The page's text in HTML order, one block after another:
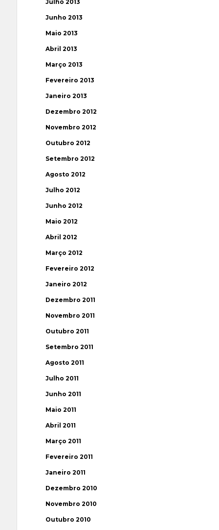
Julho 2013
Junho 2013
Maio 2013
Abril 2013
Março 2013
Fevereiro 2013
Janeiro 2013
Dezembro 2012
Novembro 2012
Outubro 2012
Setembro 2012
Agosto 2012
Julho 2012
Junho 2012
Maio 2012
Abril 2012
Março 2012
Fevereiro 2012
Janeiro 2012
Dezembro 2011
Novembro 2011
Outubro 2011
Setembro 2011
Agosto 2011
Julho 2011
Junho 2011
Maio 2011
Abril 2011
Março 2011
Fevereiro 2011
Janeiro 2011
Dezembro 2010
Novembro 2010
Outubro 2010